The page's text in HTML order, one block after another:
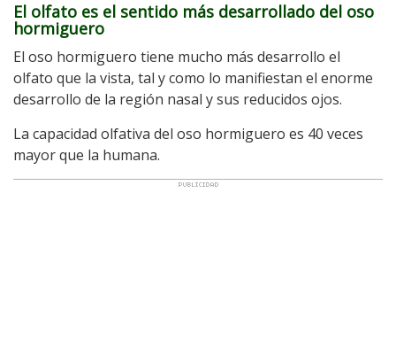
El olfato es el sentido más desarrollado del oso
hormiguero
El oso hormiguero tiene mucho más desarrollo el
olfato que la vista, tal y como lo manifiestan el enorme
desarrollo de la región nasal y sus reducidos ojos.
La capacidad olfativa del oso hormiguero es 40 veces
mayor que la humana.